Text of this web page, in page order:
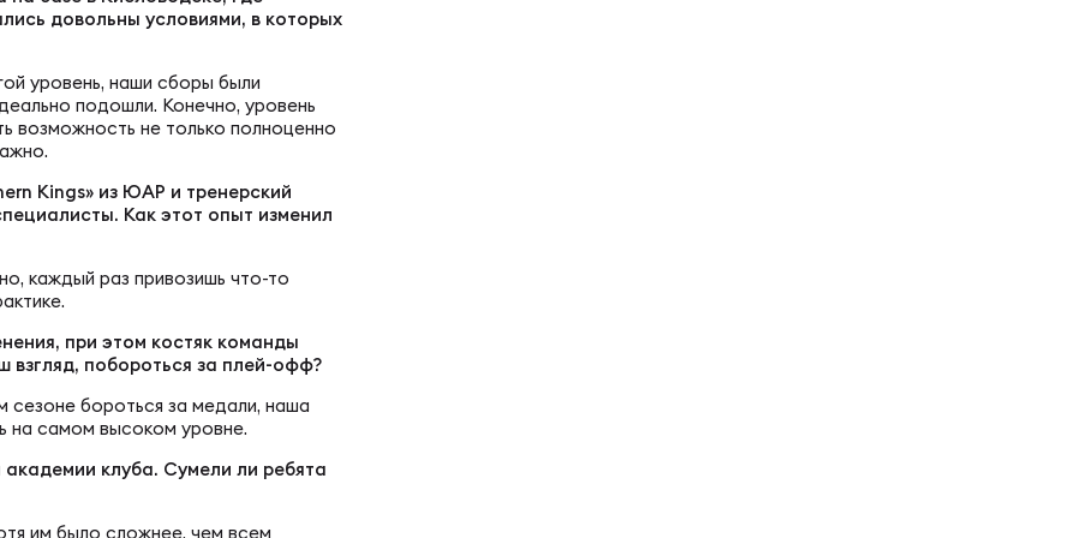
России U20 по регби-7
соревнования U16 по регби-7
развития детского регби
регби
регби
довольны условиями, в которых
уровень, наши сборы были
подошли. Конечно, уровень
возможность не только полноценно
Kings» из ЮАР и тренерский
Как этот опыт изменил
каждый раз привозишь что-то
при этом костяк команды
взгляд, побороться за плей-офф?
сезоне бороться за медали, наша
на самом высоком уровне.
клуба. Сумели ли ребята
им было сложнее, чем всем